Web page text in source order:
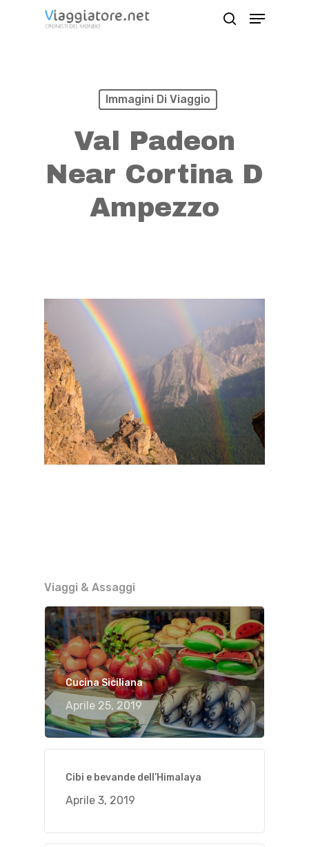
Menu
Immagini Di Viaggio
Val Padeon
Near Cortina D
Ampezzo
Viaggi & Assaggi
Cucina Siciliana
Aprile 25, 2019
Cibi e bevande dell’Himalaya
Aprile 3, 2019